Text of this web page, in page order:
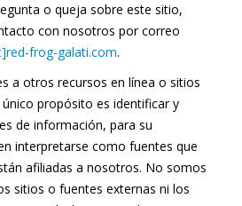
o queja sobre este sitio,
con nosotros por correo
frog-galati.com.
a otros recursos en línea o sitios
propósito es identificar y
de información, para su
interpretarse como fuentes que
afiliadas a nosotros. No somos
sitios o fuentes externas ni los